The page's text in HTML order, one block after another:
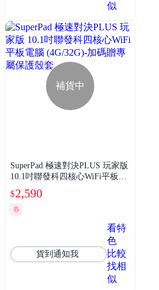
似
補貨中
SuperPad 極速對決PLUS 玩家版
10.1吋聯發科四核心WiFi平板電
腦 (4G/32G)-加碼贈專屬保護殼
套
$2,590
券
貨到通知我
看特
色
比較
找相
似